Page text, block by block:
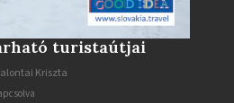
turistaútjai
Kriszta